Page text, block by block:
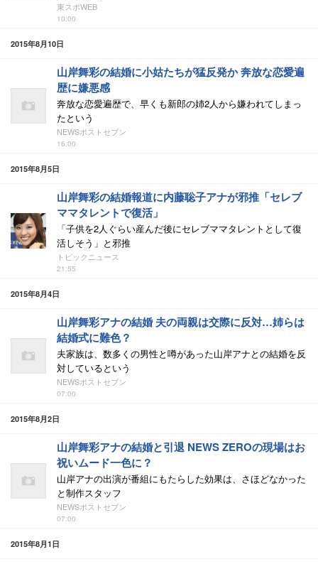
東スポWEB
10:00
2015年8月10日
山岸舞彩の結婚に小姑たちが猛反発か 奔放な恋愛遍
歴に嫌悪感
奔放な恋愛遍歴で、早くも新郎の姉2人から嫌われてしまっ
たという
NEWSポストセブン
16:00
2015年8月5日
山岸舞彩の結婚報道に内藤聡子アナが邪推「セレブ
ママタレントで復活」
「子供を2人ぐらい産んだ後にセレブママタレントとして復
活しそう」と邪推
トピックニュース
21:55
2015年8月4日
山岸舞彩アナの結婚 夫の両親は交際に反対…姉らは
結婚式に難色？
夫家族は、数多くの男性と噂があった山岸アナとの結婚を反
対しているという
NEWSポストセブン
07:00
2015年8月2日
山岸舞彩アナの結婚と引退 NEWS ZEROの現場はお
祝いムード一色に？
山岸アナの出演が番組にもたらした効果は、さほどなかった
と制作スタッフ
NEWSポストセブン
07:00
2015年8月1日